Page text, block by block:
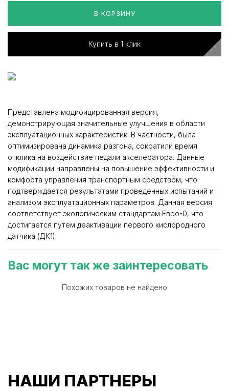
В КОРЗИНУ
Купить в 1 клик
Представлена модифицированная версия,
демонстрирующая значительные улучшения в области
эксплуатационных характеристик. В частности, была
оптимизирована динамика разгона, сократили время
отклика на воздействие педали акселератора. Данные
модификации направлены на повышение эффективности и
комфорта управления транспортным средством, что
подтверждается результатами проведенных испытаний и
анализом эксплуатационных параметров. Данная версия
соответствует экологическим стандартам Евро-0, что
достигается путем деактивации первого кислородного
датчика (ДК1).
Вас могут так же заинтересовать
Похожих товаров не найдено
НАШИ ПАРТНЕРЫ